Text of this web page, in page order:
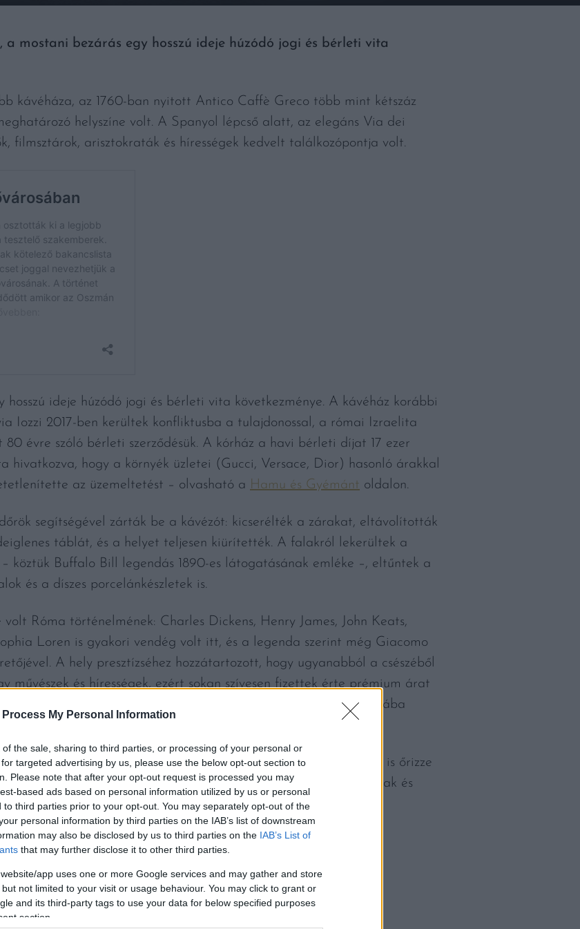
Process My Personal Information
the sale, sharing to third parties, or processing of your personal or
targeted advertising by us, please use the below opt-out section to
Please note that after your opt-out request is processed you may
based ads based on personal information utilized by us or personal
to third parties prior to your opt-out. You may separately opt-out of the
personal information by third parties on the IAB’s list of downstream
may also be disclosed by us to third parties on the IAB’s List of
that may further disclose it to other third parties.
app uses one or more Google services and may gather and store
not limited to your visit or usage behaviour. You may click to grant or
and its third-party tags to use your data for below specified purposes
section.
mostani bezárás egy hosszú ideje húzódó jogi és bérleti vita
kávéháza, az 1760-ban nyitott Antico Caffè Greco több mint kétszáz
helyszíne volt. A Spanyol lépcső alatt, az elegáns Via dei
filmsztárok, arisztokraták és hírességek kedvelt találkozópontja volt.
ideje húzódó jogi és bérleti vita következménye. A kávéház korábbi
Iozzi 2017-ben kerültek konfliktusba a tulajdonossal, a római Izraelita
évre szóló bérleti szerződésük. A kórház a havi bérleti díjat 17 ezer
hivatkozva, hogy a környék üzletei (Gucci, Versace, Dior) hasonló árakkal
az üzemeltetést – olvasható a Hamu és Gyémánt oldalon.
segítségével zárták be a kávézót: kicserélték a zárakat, eltávolították
táblát, és a helyet teljesen kiürítették. A falakról lekerültek a
köztük Buffalo Bill legendás 1890-es látogatásának emléke –, eltűntek a
és a díszes porcelánkészletek is.
Róma történelmének: Charles Dickens, Henry James, John Keats,
Loren is gyakori vendég volt itt, és a legenda szerint még Giacomo
A hely presztízséhez hozzátartozott, hogy ugyanabból a csészéből
művészek és hírességek, ezért sokan szívesen fizettek érte prémium árat
maradtak feljegyzések, annyi mégis bizonyos: az évente Rómába
jó néhány elzarándokolt már a kávézóba.
Greco új üzemeltetővel, felújítva nyisson meg, és továbbra is őrizze
képviselői szerint a hely megmarad, és a jövőben is a rómaiak és
lehet.